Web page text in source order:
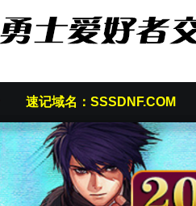
速记域名：SSSDNF.COM